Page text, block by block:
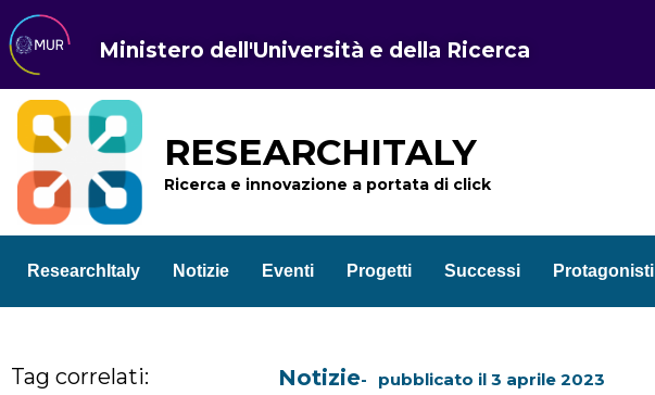
Ministero dell'Università e della Ricerca
RESEARCHITALY
Ricerca e innovazione a portata di click
ResearchItaly Notizie Eventi Progetti Successi Protagonisti
Tag correlati: Notizie pubblicato il 3 aprile 2023